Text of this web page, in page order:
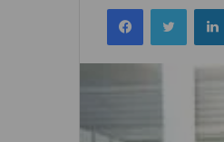
Facebook